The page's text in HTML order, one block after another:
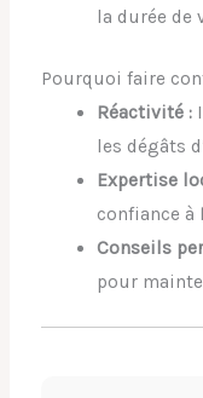
la durée de
Pourquoi faire
Réactivité :
les dégâts
Expertise
confiance à
Conseils
pour